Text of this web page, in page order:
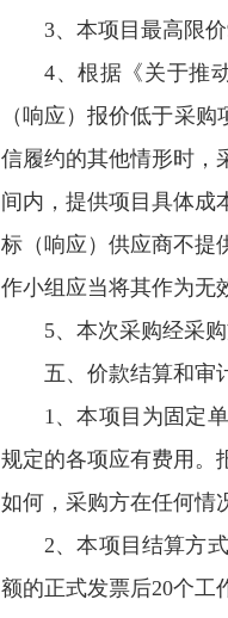
3、本项目最高限
4、根据《关于推
（响应）报价低于采
信履约的其他情形时，
间内，提供项目具体成
标（响应）供应商不提
作小组应当将其作为无
5、本次采购经采
五、价款结算和审
1、本项目为固定
规定的各项应有费用。
如何，采购方在任何情
2、本项目结算方
额的正式发票后20个工